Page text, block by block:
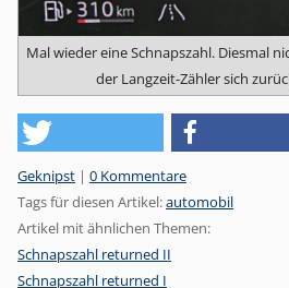
Mal wieder eine Schnapszahl. Diesmal
der Langzeit-Zähler sich
Kategorien:
Geknipst | 0 Kommentare
Tags für diesen Artikel:automobil
Artikel mit ähnlichen Themen:
Schnapszahl returned II
Schnapszahl returned I